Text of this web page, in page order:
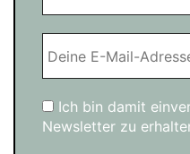
Ich bin damit
Newsletter zu